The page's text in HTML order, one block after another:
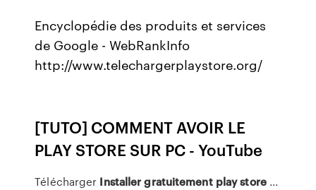
Encyclopédie des produits et services
de Google - WebRankInfo
http://www.telechargerplaystore.org/
[TUTO] COMMENT AVOIR LE
PLAY STORE SUR PC - YouTube
Télécharger Installer gratuitement playstore...